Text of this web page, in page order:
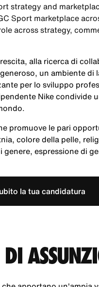
strategy and
Sport marketplace
acrossstrategy,
alla ricerca di
un ambiente di
per lo sviluppo
Nike condivide
promuove le pari
colore della pelle,
espressione di
la tua candidatura